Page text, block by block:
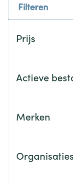
Filteren
Prijs
Actieve
Merken
Organisaties